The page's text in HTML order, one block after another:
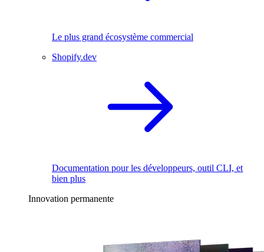
Le plus grand écosystème commercial
Shopify.dev
Documentation pour les développeurs, outil CLI, et
bien plus
Innovation permanente